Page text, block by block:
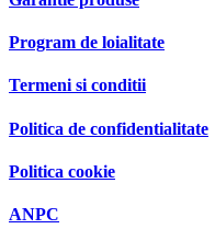
Program de loialitate
Termeni si conditii
Politica de confidentialitate
Politica cookie
ANPC